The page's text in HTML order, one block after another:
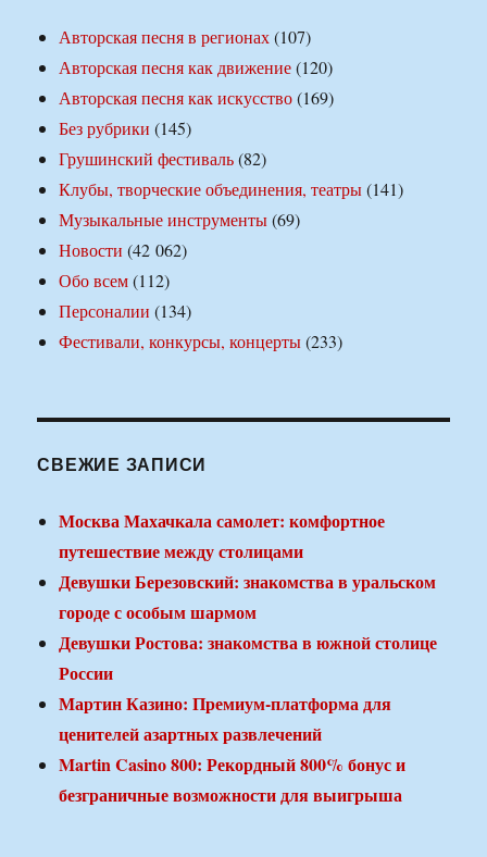
Авторская песня в регионах(107)
Авторская песня как движение(120)
Авторская песня как искусство(169)
Без рубрики (145)
Грушинский фестиваль(82)
Клубы, творческие объединения, театры(141)
Музыкальные инструменты(69)
Новости (42 062)
Обо всем(112)
Персоналии (134)
Фестивали, конкурсы, концерты(233)
СВЕЖИЕ ЗАПИСИ
Москва Махачкала самолет: комфортное
путешествие между столицами
Девушки Березовский: знакомства в уральском
городе с особым шармом
Девушки Ростова: знакомства в южной столице
России
Мартин Казино: Премиум-платформа для
ценителей азартных развлечений
Martin Casino 800: Рекордный 800% бонус и
безграничные возможности для выигрыша